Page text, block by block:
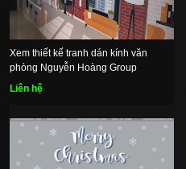
Xem thiết kế tranh dán kính văn
phòng Nguyễn Hoàng Group
Liên hệ